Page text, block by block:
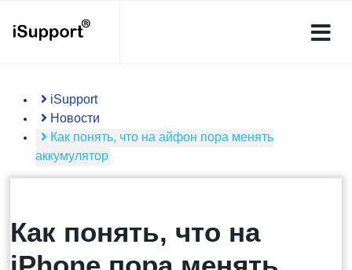
iSupport
Новости
Как понять, что на айфон пора менять
аккумулятор
Как понять, что на